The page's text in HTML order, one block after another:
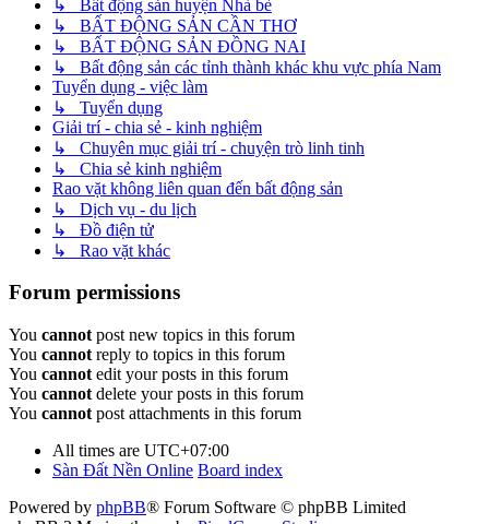
↳ Bất động sản huyện Nhà bè
↳ BẤT ĐỘNG SẢN CẦN THƠ
↳ BẤT ĐỘNG SẢN ĐỒNG NAI
↳ Bất động sản các tỉnh thành khác khu vực phía Nam
Tuyển dụng - việc làm
↳ Tuyển dụng
Giải trí - chia sẻ - kinh nghiệm
↳ Chuyên mục giải trí - chuyện trò linh tinh
↳ Chia sẻ kinh nghiệm
Rao vặt không liên quan đến bất động sản
↳ Dịch vụ - du lịch
↳ Đồ điện tử
↳ Rao vặt khác
Forum permissions
You cannot post new topics in this forum
You cannot reply to topics in this forum
You cannot edit your posts in this forum
You cannot delete your posts in this forum
You cannot post attachments in this forum
All times are UTC+07:00
Sàn Đất Nền Online Board index
Powered by phpBB® Forum Software © phpBB Limited